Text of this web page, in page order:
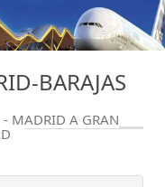
BARAJAS
MADRID A GRAN